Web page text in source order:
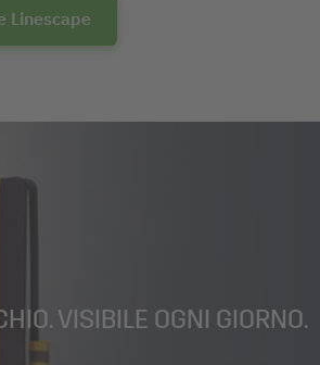
Linescape
VISIBILE OGNI GIORNO.